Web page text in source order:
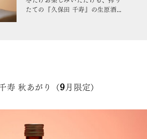
たての『久保田 千寿』の生原酒で
寿 秋あがり（9月限定）